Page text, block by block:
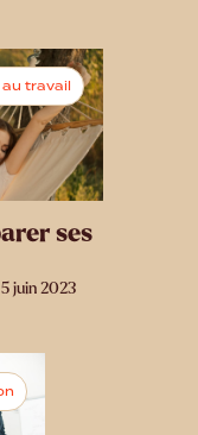
travail
ses
5 juin 2023